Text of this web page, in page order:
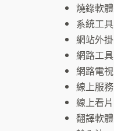
燒錄軟體
系統工具
網站外掛
網路工具
網路電視
線上服務
線上看片
翻譯軟體